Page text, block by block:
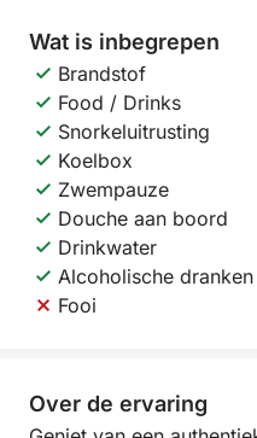
Wat is inbegrepen
Brandstof
Food / Drinks
Snorkeluitrusting
Koelbox
Zwempauze
Douche aan boord
Drinkwater
Alcoholische dranken
Fooi
Over de ervaring